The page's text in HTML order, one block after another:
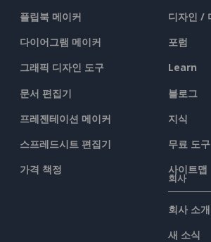
플립북 메이커
다이어그램 메이커
그래픽 디자인 도구
문서 편집기
프레젠테이션 메이커
스프레드시트 편집기
가격 책정
디자인 /
포럼
Learn
블로그
지식
무료 도구
사이트맵
회사
회사 소개
새 소식